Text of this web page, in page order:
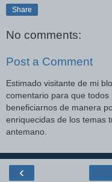
Share
No comments:
Post a Comment
Estimado visitante de mi
comentario para que todos
beneficiarnos de manera
enriquecidas de los temas
antemano.
‹